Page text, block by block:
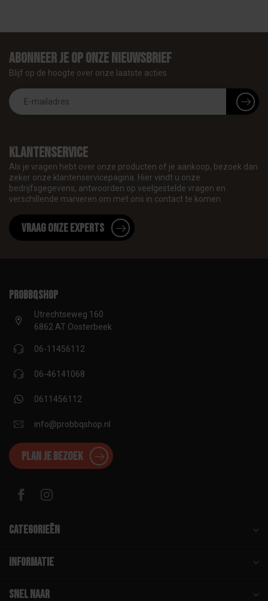
Klantenservice
Als je vragen hebt over onze producten of je aankoop, bezoek dan
zeker onze klantenservicepagina. Hier vindt u onze
bedrijfsgegevens, antwoorden op veelgestelde vragen en
verschillende manieren om met ons in contact te komen.
Vraag onze experts
Abonneer je op onze nieuwsbrief
Blijf op de hoogte over onze laatste acties
proBBQshop
Utrechtseweg 160
6862 AT Oosterbeek
06-11456112
06-46141068
0611456112
info@probbqshop.nl
Plan je bezoek
Categorieën
Informatie
Snel naar